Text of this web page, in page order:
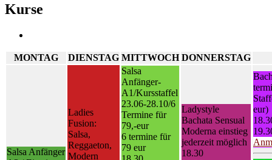
Kurse
MONTAG DIENSTAG MITTWOCH DONNERSTAG
Salsa Anfänger
Ladies
Fusion:
Salsa,
Reggaeton,
Modern
Salsa
Anfänger-
A1/Kursstaffel
23.06-28.10/6
Termine für
79,-eur
6 termine für
79 eur
Ladystyle
Bachata Sensual
Moderna einstieg
jederzeit möglich
18.30
eur)